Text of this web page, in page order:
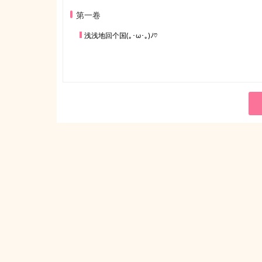
第一卷
浅浅地回个国(｡･ω･｡)ﾉ♡